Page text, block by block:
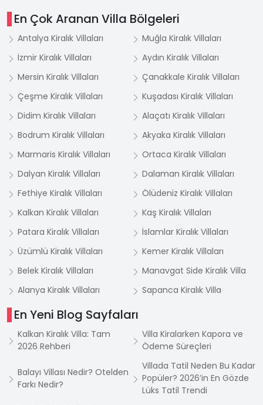
En Çok Aranan Villa Bölgeleri
Antalya Kiralık Villaları
Muğla Kiralık Villaları
İzmir Kiralık Villaları
Aydın Kiralık Villaları
Mersin Kiralık Villaları
Çanakkale Kiralık Villaları
Çeşme Kiralık Villaları
Kuşadası Kiralık Villaları
Didim Kiralık Villaları
Alaçatı Kiralık Villaları
Bodrum Kiralık Villaları
Akyaka Kiralık Villaları
Marmaris Kiralık Villaları
Ortaca Kiralık Villaları
Dalyan Kiralık Villaları
Dalaman Kiralık Villaları
Fethiye Kiralık Villaları
Ölüdeniz Kiralık Villaları
Kalkan Kiralık Villaları
Kaş Kiralık Villaları
Patara Kiralık Villaları
İslamlar Kiralık Villaları
Üzümlü Kiralık Villaları
Kemer Kiralık Villaları
Belek Kiralık Villaları
Manavgat Side Kiralık Villa
Alanya Kiralık Villaları
Sapanca Kiralık Villa
En Yeni Blog Sayfaları
Kalkan Kiralık Villa: Tam
2026 Rehberi
Villa Kiralarken Kapora ve
Ödeme Süreçleri
Balayı Villası Nedir? Otelden
Farkı Nedir?
Villada Tatil Neden Bu Kadar
Popüler? 2026’in En Gözde
Lüks Tatil Trendi